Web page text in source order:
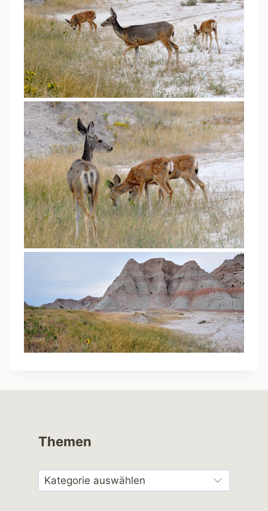
Themen